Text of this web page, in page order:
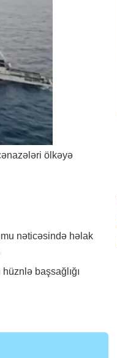
ölkəyə
nəticəsində həlak
başsağlığı